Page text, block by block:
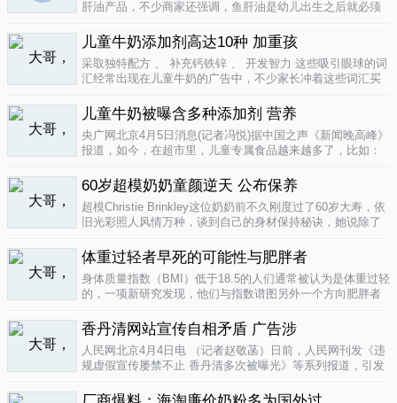
肝油产品，不少商家还强调，鱼肝油是幼儿出生之后就必须
孩子服用鱼肝油。而实际上，以食品身份出现的鱼肝油是药
品，过量补充会对孩子产生伤害。在..
儿童牛奶添加剂高达10种 加重孩
采取独特配方 、 补充钙铁锌 、 开发智力 这些吸引眼球的词
汇经常出现在儿童牛奶的广告中，不少家长冲着这些词汇买
示，孩子应该尽量少喝。超市儿童牛奶添加剂高达10种昨
天，重庆晨报记者在杨家坪..
儿童牛奶被曝含多种添加剂 营养
央广网北京4月5日消息(记者冯悦)据中国之声《新闻晚高峰》
报道，如今，在超市里，儿童专属食品越来越多了，比如：
非常独特，因此，备受孩子们和家长的喜爱。然而，一些营
养专家指出，儿童牛奶比普通..
60岁超模奶奶童颜逆天 公布保养
超模Christie Brinkley这位奶奶前不久刚度过了60岁大寿，依
旧光彩照人风情万种，谈到自己的身材保持秘诀，她说除了
外，从12岁开始她就是个素食主义者，早餐吃燕麦粥加果
酱，午餐豆子..
体重过轻者早死的可能性与肥胖者
身体质量指数（BMI）低于18.5的人们通常被认为是体重过轻
的，一项新研究发现，他们与指数谱图另外一个方向肥胖者
（如果是粗略的）整体健康指标的可靠性。这个测量值反映
一个人的高度与重量的比..
香丹清网站宣传自相矛盾 广告涉
人民网北京4月4日电 （记者赵敬菡）日前，人民网刊发《违
规虚假宣传屡禁不止 香丹清多次被曝光》等系列报道，引发
官方销售网站存在备案信息不明、涉嫌违规发布广告、宣传